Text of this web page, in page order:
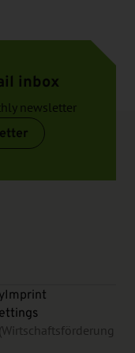
inbox
newsletter
Imprint